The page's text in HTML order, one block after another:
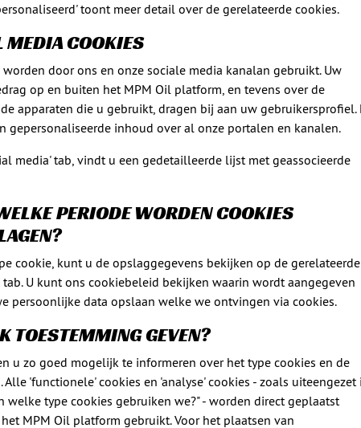
toont meer detail over de gerelateerde cookies.
MEDIA COOKIES
worden door ons en onze sociale media kanalan gebruikt. Uw
op en buiten het MPM Oil platform, en tevens over de
apparaten die u gebruikt, dragen bij aan uw gebruikersprofiel.
gepersonaliseerde inhoud over al onze portalen en kanalen.
media' tab, vindt u een gedetailleerde lijst met geassocieerde
PERIODE WORDEN COOKIES
cookie, kunt u de opslaggegevens bekijken op de gerelateerde
U kunt ons cookiebeleid bekijken waarin wordt aangegeven
persoonlijke data opslaan welke we ontvingen via cookies.
TOESTEMMING GEVEN?
u zo goed mogelijk te informeren over het type cookies en de
Alle 'functionele' cookies en 'analyse' cookies - zoals uiteengezet
welke type cookies gebruiken we?" - worden direct geplaatst
MPM Oil platform gebruikt. Voor het plaatsen van